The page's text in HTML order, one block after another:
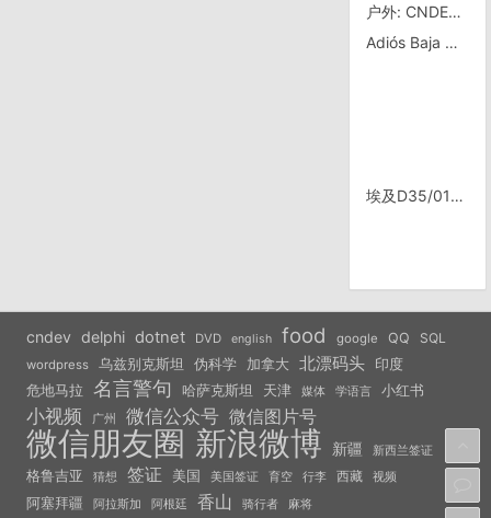
户外: CNDEV 20040905 出游活动安排
Adiós Baja California
埃及D35/0103，Bahreya沙漠
cndev delphi dotnet DVD english food google QQ SQL
wordpress 乌兹别克斯坦 伪科学 加拿大 北漂码头 印度
危地马拉 名言警句 哈萨克斯坦 天津 媒体 学语言 小红书
小视频 广州 微信公众号 微信图片号
微信朋友圈 新浪微博 新疆 新西兰签证
格鲁吉亚 猜想 签证 美国 美国签证 育空 行李 西藏 视频
阿塞拜疆 阿拉斯加 阿根廷 香山 骑行者 麻将